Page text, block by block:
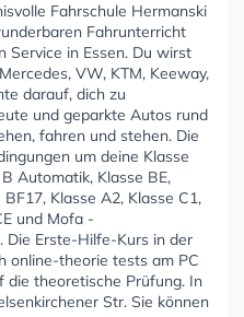
Fahrschule Hermanski
Fahrunterricht
Service in Essen. Du wirst
VW, KTM, Keeway,
darauf, dich zu
und geparkte Autos rund
fahren und stehen. Die
um deine Klasse
Automatik, Klasse BE,
Klasse A2, Klasse C1,
und Mofa -
Die Erste-Hilfe-Kurs in der
online-theorie tests am PC
die theoretische Prüfung. In
Str. Sie können